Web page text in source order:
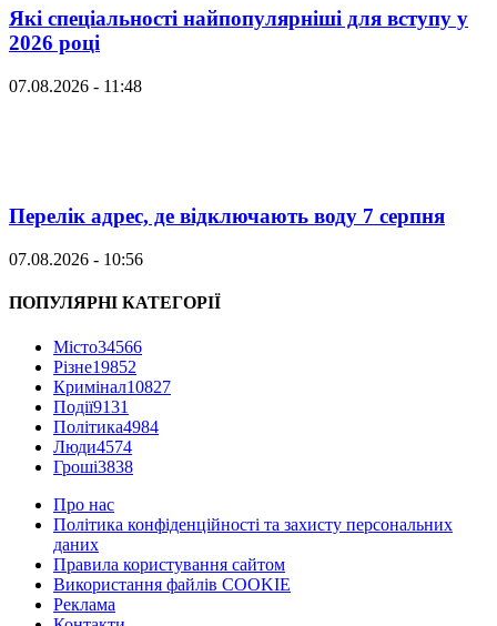
Які спеціальності найпопулярніші для вступу у
2026 році
07.08.2026 - 11:48
Перелік адрес, де відключають воду 7 серпня
07.08.2026 - 10:56
ПОПУЛЯРНІ КАТЕГОРІЇ
Місто34566
Різне19852
Кримінал10827
Події9131
Політика4984
Люди4574
Гроші3838
Про нас
Політика конфіденційності та захисту персональних
даних
Правила користування сайтом
Використання файлів COOKIE
Реклама